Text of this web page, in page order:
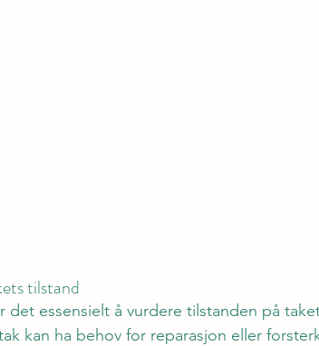
tilstand
det essensielt å vurdere tilstanden på
kan ha behov for reparasjon eller